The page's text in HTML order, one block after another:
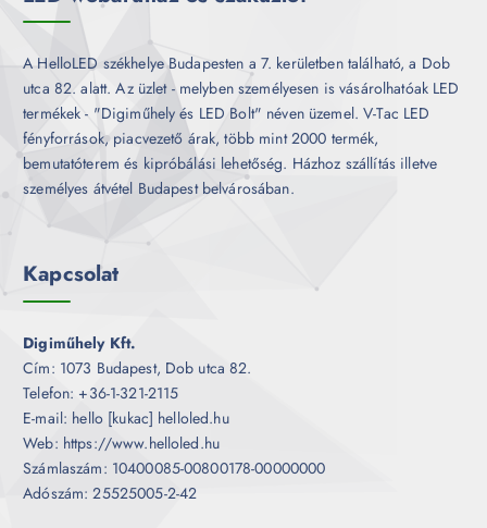
A HelloLED székhelye Budapesten a 7. kerületben található, a Dob
utca 82. alatt. Az üzlet - melyben személyesen is vásárolhatóak LED
termékek - "Digiműhely és LED Bolt" néven üzemel. V-Tac LED
fényforrások, piacvezető árak, több mint 2000 termék,
bemutatóterem és kipróbálási lehetőség. Házhoz szállítás illetve
személyes átvétel Budapest belvárosában.
Kapcsolat
Digiműhely Kft.
Cím: 1073 Budapest, Dob utca 82.
Telefon: +36-1-321-2115
E-mail: hello [kukac] helloled.hu
Web: https://www.helloled.hu
Számlaszám: 10400085-00800178-00000000
Adószám: 25525005-2-42